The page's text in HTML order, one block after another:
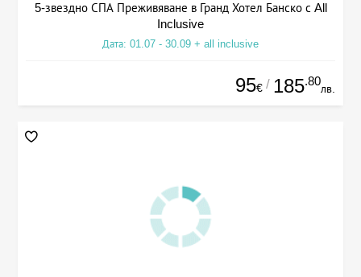
5-звездно СПА Преживяване в Гранд Хотел Банско с All
Inclusive
Дата: 01.07 - 30.09 + all inclusive
95€ / 185.80
лв.